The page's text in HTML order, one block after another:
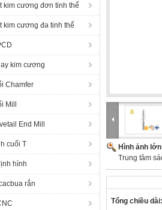
kim cương đơn tinh thể
kim cương đa tinh thể
kim cương
Chamfer
Mill
End Mill
cuối T
hình
rắn
Hình ảnh
Trung tâm
Tổng chiều dài: